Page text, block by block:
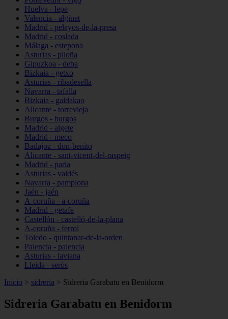
Huelva - lepe
Valencia - alginet
Madrid - pelayos-de-la-presa
Madrid - coslada
Málaga - estepona
Asturias - piloña
Gipuzkoa - deba
Bizkaia - getxo
Asturias - ribadesella
Navarra - tafalla
Bizkaia - galdakao
Alicante - torrevieja
Burgos - burgos
Madrid - algete
Madrid - meco
Badajoz - don-benito
Alicante - sant-vicent-del-raspeig
Madrid - parla
Asturias - valdés
Navarra - pamplona
Jaén - jaén
A-coruña - a-coruña
Madrid - getafe
Castellón - castelló-de-la-plana
A-coruña - ferrol
Toledo - quintanar-de-la-orden
Palencia - palencia
Asturias - laviana
Lleida - seròs
Inicio > sidreria > Sidreria Garabatu en Benidorm
Sidreria Garabatu en Benidorm